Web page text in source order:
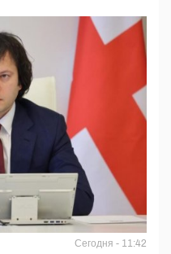
Сегодня - 11:42